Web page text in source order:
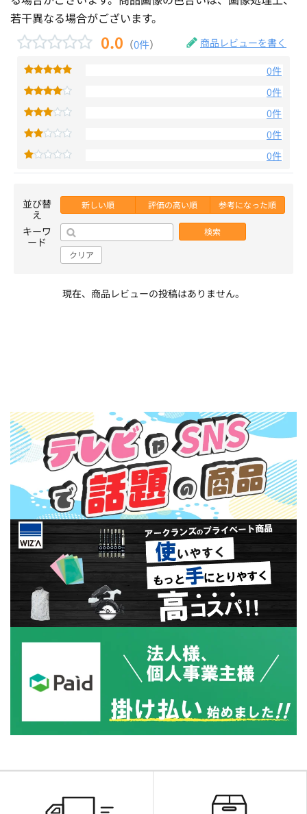
若干異なる場合がございます。
0.0 （0件） 商品レビューを書く
0件
0件
0件
0件
0件
並び替
え
新しい順 評価の高い順 参考になった順
キーワ
ード
検索
クリア
現在、商品レビューの投稿はありません。